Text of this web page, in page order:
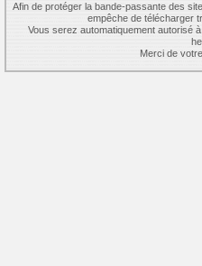
Afin de protéger la bande-passante des
empêche de télécharger
Vous serez automatiquement autorisé
Merci de